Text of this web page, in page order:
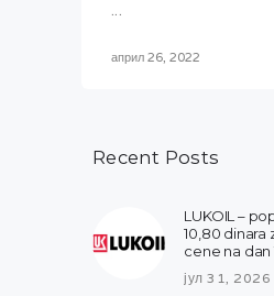
...
април 26, 2022
Recent Posts
LUKOIL –
10,80 dinara
cene na dan
јул 31, 2026